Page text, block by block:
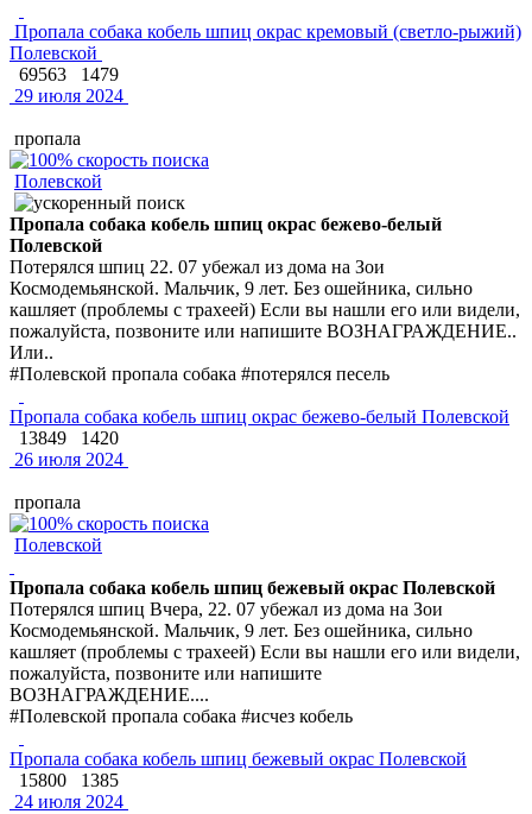
Пропала собака кобель шпиц окрас кремовый (светло-рыжий)
Полевской
69563
1479
29 июля 2024
пропала
Полевской
Пропала собака кобель шпиц окрас бежево-белый
Полевской
Потерялся шпиц 22. 07 убежал из дома на Зои
Космодемьянской. Мальчик, 9 лет. Без ошейника, сильно
кашляет (проблемы с трахеей) Если вы нашли его или видели,
пожалуйста, позвоните или напишите ВОЗНАГРАЖДЕНИЕ..
Или..
#Полевской пропала собака #потерялся песель
Пропала собака кобель шпиц окрас бежево-белый Полевской
13849
1420
26 июля 2024
пропала
Полевской
Пропала собака кобель шпиц бежевый окрас Полевской
Потерялся шпиц Вчера, 22. 07 убежал из дома на Зои
Космодемьянской. Мальчик, 9 лет. Без ошейника, сильно
кашляет (проблемы с трахеей) Если вы нашли его или видели,
пожалуйста, позвоните или напишите
ВОЗНАГРАЖДЕНИЕ....
#Полевской пропала собака #исчез кобель
Пропала собака кобель шпиц бежевый окрас Полевской
15800
1385
24 июля 2024